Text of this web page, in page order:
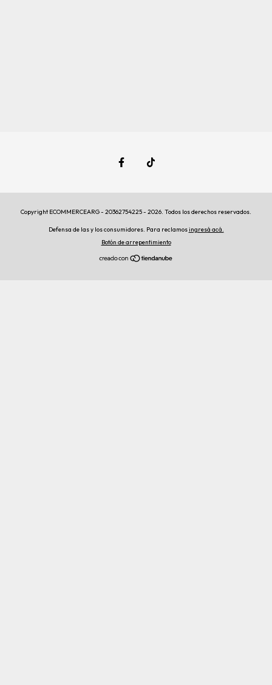
Copyright ECOMMERCEARG - 20362754225 - 2026. Todos los derechos reservados.
Defensa de las y los consumidores. Para reclamosingresá acá.
Botón de arrepentimiento